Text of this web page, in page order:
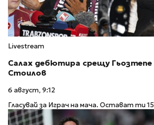
Livestream
Салах дебютира срещу
Стоилов
6 август, 9:12
Гласувай за Играч на мача. Остават ти